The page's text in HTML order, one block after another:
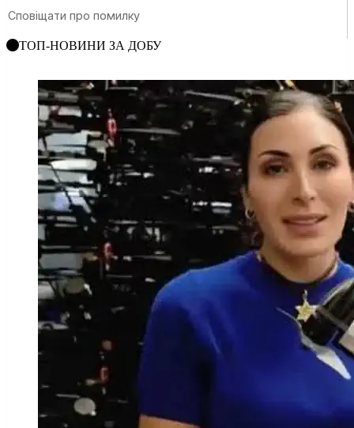
ТОП-НОВИНИ ЗА ДОБУ